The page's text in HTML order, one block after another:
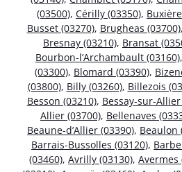
(03500), Cérilly (03350),
Busset (03270), Brugheas (03700),
Bresnay (03210), Bransat
Bourbon-l’Archambault (03160),
(03300), Blomard (03390),
(03800), Billy (03260), Billezois
Besson (03210), Bessay-sur-Allier
Allier (03700), Bellenaves
Beaune-d’Allier (03390), Beaulon
Barrais-Bussolles (03120),
(03460), Avrilly (03130), Avermes